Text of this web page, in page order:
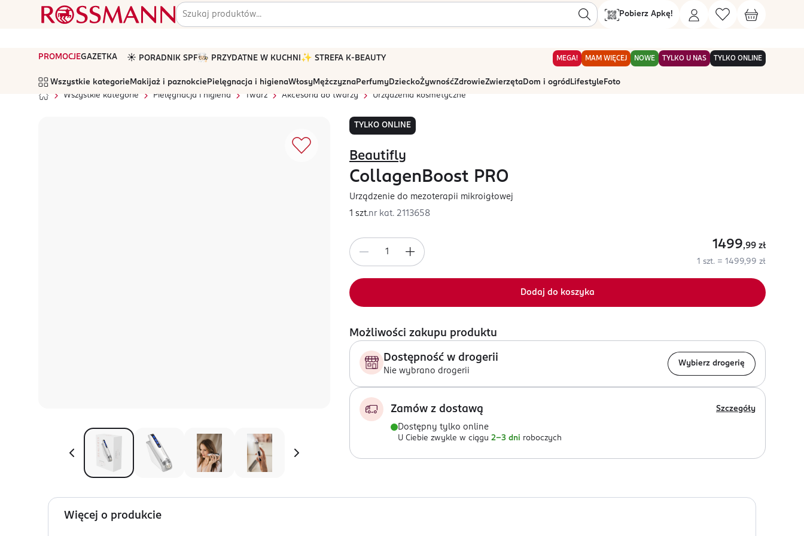
Pobierz Apkę!
PROMOCJEGAZETKA ☀️ PORADNIK SPF🧑🏻‍🍳 PRZYDATNE W KUCHNI ✨ STREFA K-BEAUTY MEGA! MAM WIĘCEJ NOWE TYLKO U NAS TYLKO ONLINE
Wszystkie kategorie Makijaż i paznokcie Pielęgnacja i higienaWłosyMężczyznaPerfumyDzieckoŻywnośćZdrowieZwierzętaDom i ogród Lifestyle Foto
Wszystkie kategorie
Pielęgnacja i higiena Twarz Akcesoria do twarzy Urządzenia kosmetyczne
TYLKO ONLINE
Beautifly
CollagenBoost PRO
Urządzenie do mezoterapii mikroigłowej
1 szt.nr kat. 2113658
1499,99 zł
1 szt. = 1499,99 zł
Dodaj do koszyka
Możliwości zakupu produktu
Dostępność w drogerii
Nie wybrano drogerii
Wybierz drogerię
Zamów z dostawą Szczegóły
Dostępny tylko online
U Ciebie zwykle w ciągu 2-3 dni roboczych
Więcej o produkcie